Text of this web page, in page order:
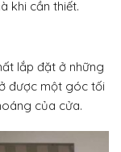
khi cần thiết.
lắp đặt ở những
được một góc tối
của cửa.